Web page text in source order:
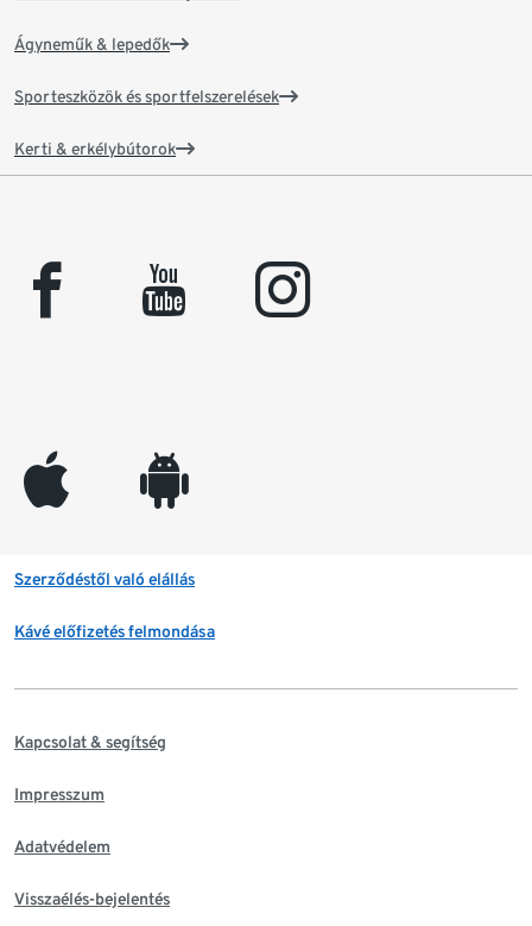
Ágyneműk & lepedők
Sporteszközök és sportfelszerelések
Kerti & erkélybútorok
facebook youtube instagram
appleinc android
Szerződéstől való elállás
Kávé előfizetés felmondása
Kapcsolat & segítség
Impresszum
Adatvédelem
Visszaélés-bejelentés